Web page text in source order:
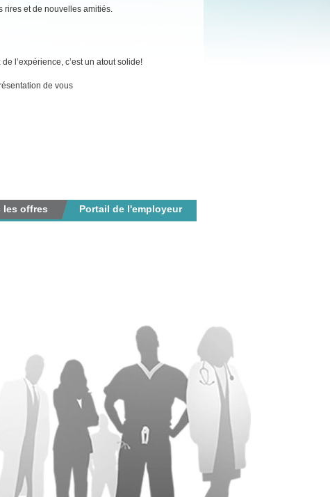
et de nouvelles amitiés.
l’expérience, c’est un atout solide!
de vous
Portail de l'employeur
les offres